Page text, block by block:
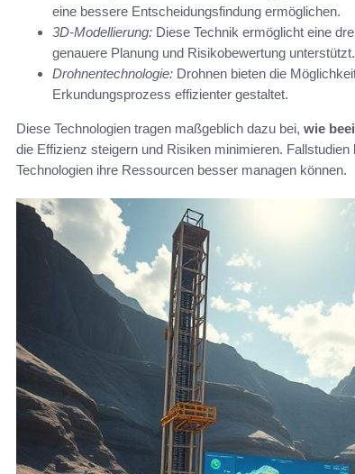
eine bessere Entscheidungsfindung ermöglichen.
3D-Modellierung: Diese Technik ermöglicht eine
genauere Planung und Risikobewertung unterstützt.
Drohnentechnologie: Drohnen bieten die
Erkundungsprozess effizienter gestaltet.
Diese Technologien tragen maßgeblich dazu bei, wie
die Effizienz steigern und Risiken minimieren.
Technologien ihre Ressourcen besser managen können.